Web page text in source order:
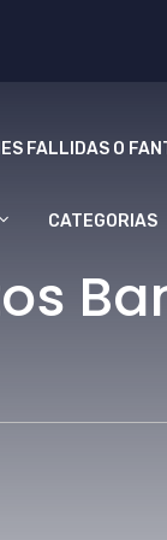
FALLIDAS O
CATEGORIAS